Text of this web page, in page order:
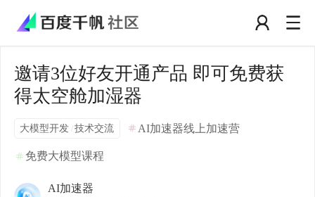
邀请3位好友开通产品 即可免费获
得太空舱加湿器
大模型开发 /技术交流 AI加速器线上加速营
免费大模型课程
AI加速器